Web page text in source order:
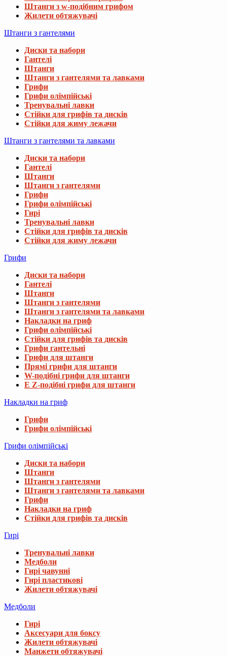
Штанги з w-подібним грифом
Жилети обтяжувачі
Штанги з гантелями
Диски та набори
Гантелі
Штанги
Штанги з гантелями та лавками
Грифи
Грифи олімпійські
Тренувальні лавки
Стійки для грифів та дисків
Стійки для жиму лежачи
Штанги з гантелями та лавками
Диски та набори
Гантелі
Штанги
Штанги з гантелями
Грифи
Грифи олімпійські
Гирі
Тренувальні лавки
Стійки для грифів та дисків
Стійки для жиму лежачи
Грифи
Диски та набори
Гантелі
Штанги
Штанги з гантелями
Штанги з гантелями та лавками
Накладки на гриф
Грифи олімпійські
Стійки для грифів та дисків
Грифи гантельні
Грифи для штанги
Прямі грифи для штанги
W-подібні грифи для штанги
E Z-подібні грифи для штанги
Накладки на гриф
Грифи
Грифи олімпійські
Грифи олімпійські
Диски та набори
Штанги
Штанги з гантелями
Штанги з гантелями та лавками
Грифи
Накладки на гриф
Стійки для грифів та дисків
Гирі
Тренувальні лавки
Медболи
Гирі чавунні
Гирі пластикові
Жилети обтяжувачі
Медболи
Гирі
Аксесуари для боксу
Жилети обтяжувачі
Манжети обтяжувачі